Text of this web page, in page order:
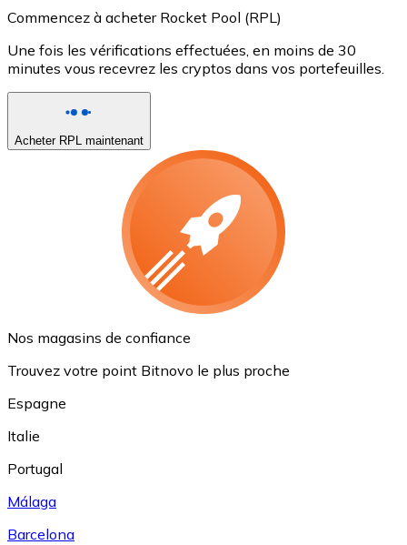
Commencez à acheter Rocket Pool (RPL)
Une fois les vérifications effectuées, en moins de 30
minutes vous recevrez les cryptos dans vos portefeuilles.
Acheter RPL maintenant
Nos magasins de confiance
Trouvez votre point Bitnovo le plus proche
Espagne
Italie
Portugal
Málaga
Barcelona